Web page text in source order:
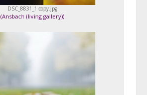
DSC_8831_1 copy.jpg
(Ansbach (living gallery))